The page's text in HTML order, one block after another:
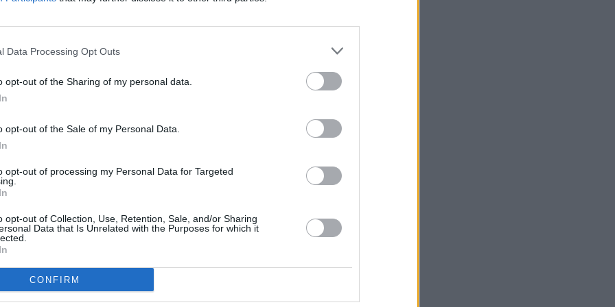
Data Processing Opt Outs
opt-out of the Sharing of my personal data.
opt-out of the Sale of my Personal Data.
opt-out of processing my Personal Data for Targeted
opt-out of Collection, Use, Retention, Sale, and/or Sharing
Data that Is Unrelated with the Purposes for which it
CONFIRM
Lontoossa, ja kaikesta urheiluun liittyvästä saa kätevimmin tietoa
aina muistaa, että lippuja on pääjoukkueiden kuten Arsenalin, Chelsean ja
seuraamaan mielivien kannattaa tutustua alempien sarjojen
tarjolla ja ne ovat kohtuuhintaisia.